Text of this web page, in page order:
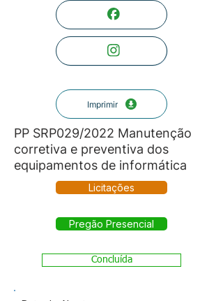
Imprimir
PP SRP029/2022 Manutenção
corretiva e preventiva dos
equipamentos de informática
Licitações
Pregão Presencial
Concluída